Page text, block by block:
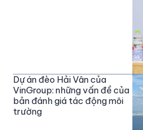
Dự án đèo Hải Vân của
VinGroup: những vấn đề của
bản đánh giá tác động môi
trường